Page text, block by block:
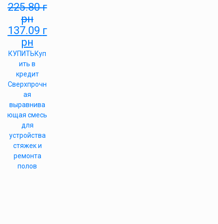
225.80г
рн
137.09 г
рн
КУПИТЬКуп
ить в
кредит
Сверхпрочн
ая
выравнива
ющая смесь
для
устройства
стяжек и
ремонта
полов